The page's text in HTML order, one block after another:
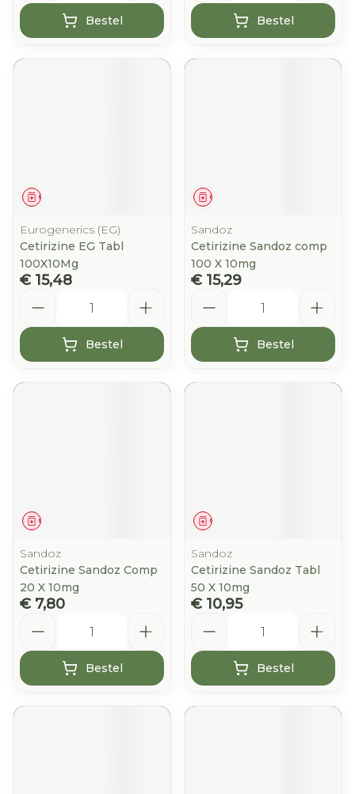
Bestel Bestel
Geneesmiddel
Eurogenerics (EG)
Cetirizine EG Tabl
100X10Mg
€ 15,48
Bestel
Geneesmiddel
Sandoz
Cetirizine Sandoz comp
100 X 10mg
€ 15,29
Bestel
Geneesmiddel
Sandoz
Cetirizine Sandoz Comp
20 X 10mg
€ 7,80
Bestel
Geneesmiddel
Sandoz
Cetirizine Sandoz Tabl
50 X 10mg
€ 10,95
Bestel